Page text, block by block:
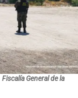
Fiscalía General de la